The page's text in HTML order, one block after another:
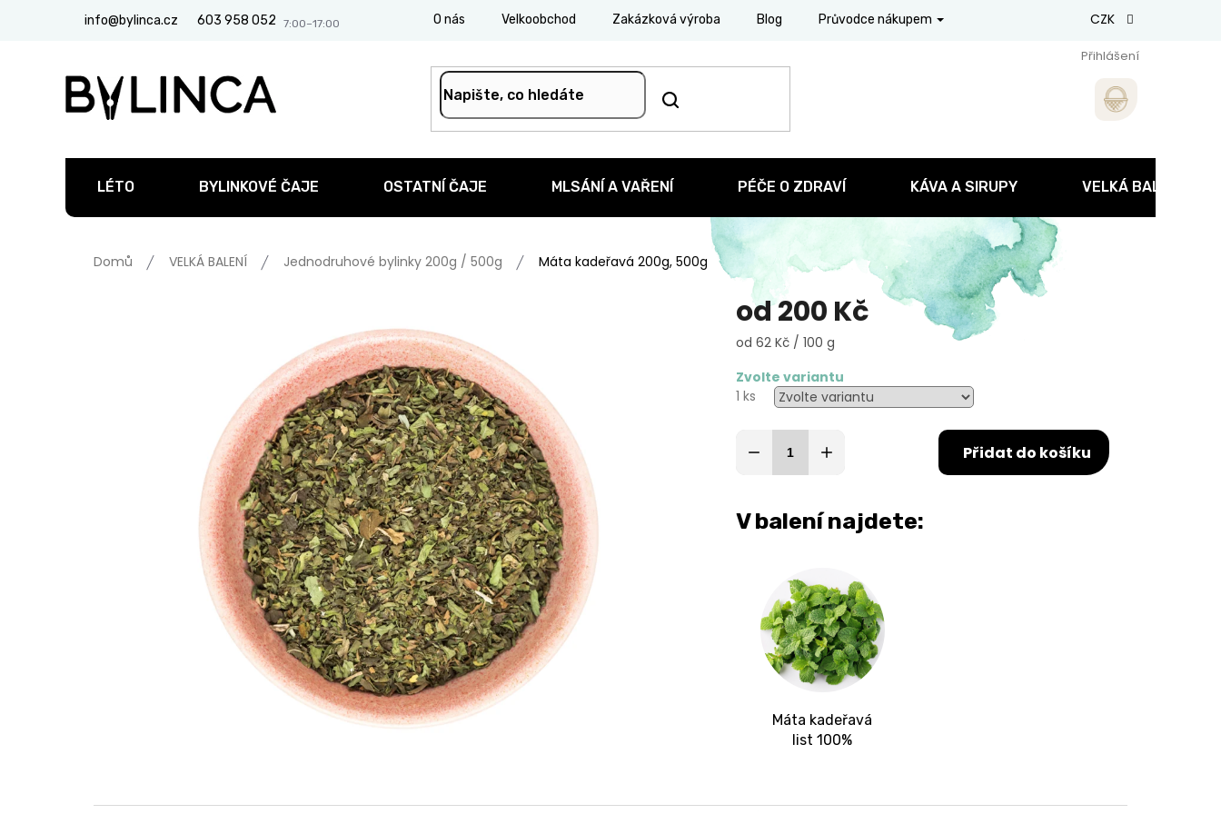
603 958 052
info@bylinca.cz O nás Velkoobchod Zakázková výroba Blog Průvodce nákupem CZK
Přihlášení
LÉTO BYLINKOVÉ ČAJE OSTATNÍ ČAJE MLSÁNÍ A VAŘENÍ PÉČE O ZDRAVÍ KÁVA A SIRUPY VELKÁ BALENÍ
Domů VELKÁ BALENÍ Jednodruhové bylinky 200g / 500g Máta kadeřavá 200g, 500g
od200 Kč
Měrná
od 62 Kč / 100 g
Zvolte variantu
1 ks
Přidat do košíku
V balení najdete:
Máta kadeřavá
list 100%